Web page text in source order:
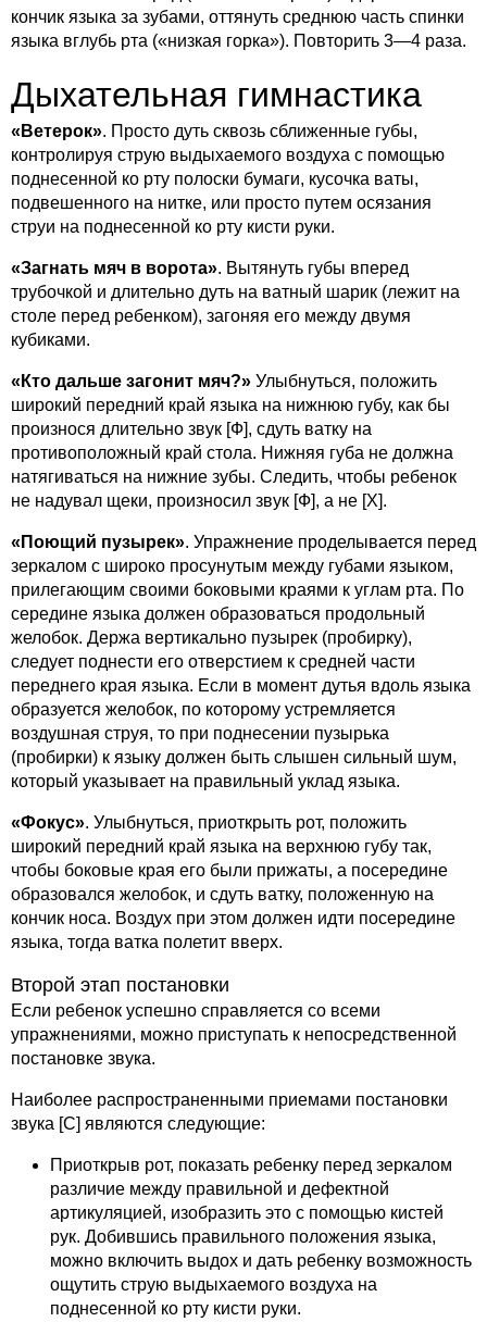
кончик языка за зубами, оттянуть среднюю часть спинки
языка вглубь рта («низкая горка»). Повторить 3—4 раза.
Дыхательная гимнастика
«Ветерок». Просто дуть сквозь сближенные губы,
контролируя струю выдыхаемого воздуха с помощью
поднесенной ко рту полоски бумаги, кусочка ваты,
подвешенного на нитке, или просто путем осязания
струи на поднесенной ко рту кисти руки.
«Загнать мяч в ворота». Вытянуть губы вперед
трубочкой и длительно дуть на ватный шарик (лежит на
столе перед ребенком), загоняя его между двумя
кубиками.
«Кто дальше загонит мяч?» Улыбнуться, положить
широкий передний край языка на нижнюю губу, как бы
произнося длительно звук [Ф], сдуть ватку на
противоположный край стола. Нижняя губа не должна
натягиваться на нижние зубы. Следить, чтобы ребенок
не надувал щеки, произносил звук [Ф], а не [X].
«Поющий пузырек». Упражнение проделывается перед
зеркалом с широко просунутым между губами языком,
прилегающим своими боковыми краями к углам рта. По
середине языка должен образоваться продольный
желобок. Держа вертикально пузырек (пробирку),
следует поднести его отверстием к средней части
переднего края языка. Если в момент дутья вдоль языка
образуется желобок, по которому устремляется
воздушная струя, то при поднесении пузырька
(пробирки) к языку должен быть слышен сильный шум,
который указывает на правильный уклад языка.
«Фокус». Улыбнуться, приоткрыть рот, положить
широкий передний край языка на верхнюю губу так,
чтобы боковые края его были прижаты, а посередине
образовался желобок, и сдуть ватку, положенную на
кончик носа. Воздух при этом должен идти посередине
языка, тогда ватка полетит вверх.
Второй этап постановки
Если ребенок успешно справляется со всеми
упражнениями, можно приступать к непосредственной
постановке звука.
Наиболее распространенными приемами постановки
звука [С] являются следующие:
Приоткрыв рот, показать ребенку перед зеркалом
различие между правильной и дефектной
артикуляцией, изобразить это с помощью кистей
рук. Добившись правильного положения языка,
можно включить выдох и дать ребенку возможность
ощутить струю выдыхаемого воздуха на
поднесенной ко рту кисти руки.